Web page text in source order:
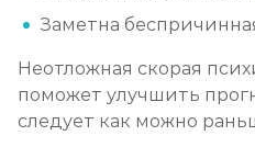
Заметна
Неотложная скорая
поможет улучшить
следует как можно